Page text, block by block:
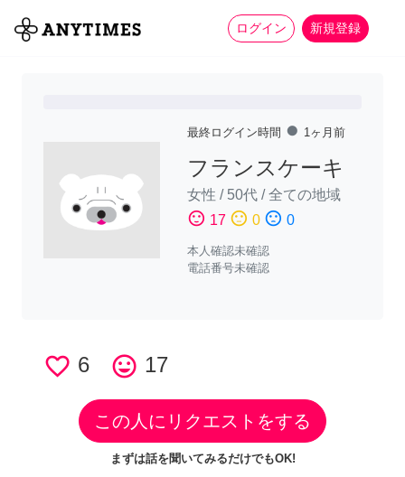
ログイン 新規登録
全て 家事 more_horiz
最終ログイン時間 fiber_manual_record 1ヶ月前
フランスケーキ
女性 / 50代 /全ての地域
sentiment_satisfied 17 sentiment_neutral 0 sentiment_dissatisfied 0
本人確認未確認
電話番号未確認
favorite_border 6 tag_faces 17
この人にリクエストをする
まずは話を聞いてみるだけでもOK!